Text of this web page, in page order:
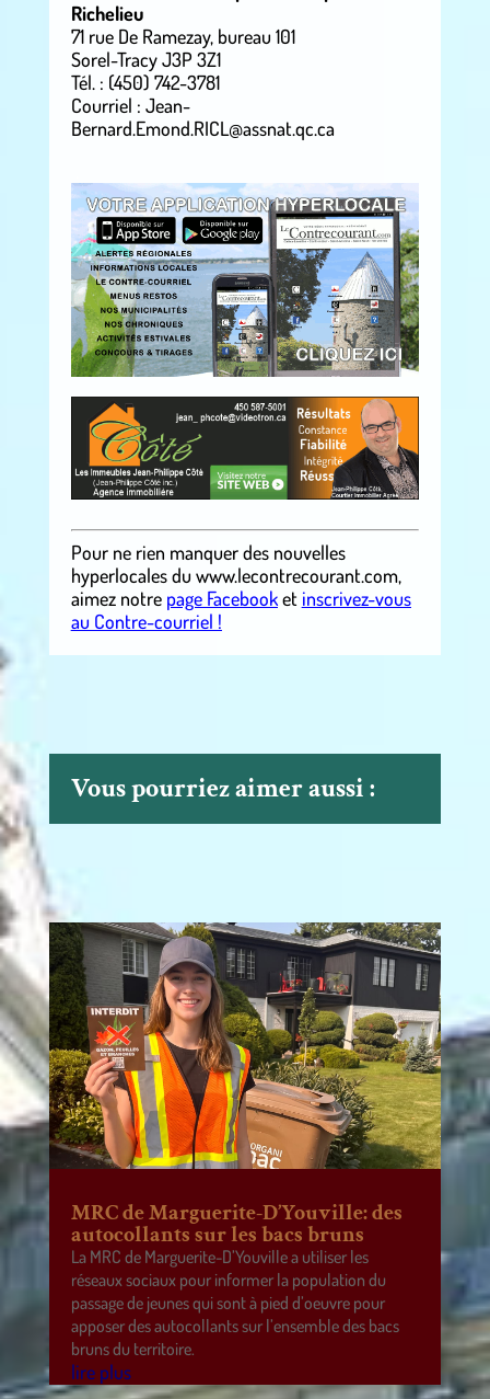
Richelieu
71 rue De Ramezay, bureau 101
Sorel-Tracy J3P 3Z1
Tél. : (450) 742-3781
Courriel : Jean-
Bernard.Emond.RICL@assnat.qc.ca
Pour ne rien manquer des nouvelles
hyperlocalesdu www.lecontrecourant.com,
aimez notre page Facebooket inscrivez-vous
au Contre-courriel !
Vous pourriez aimer aussi :
MRC de Marguerite-D’Youville: des
autocollants sur les bacs bruns
La MRC de Marguerite-D’Youville a utiliser les
réseaux sociaux pour informer la population du
passage de jeunes qui sont à pied d’oeuvre pour
apposer des autocollants sur l’ensemble des bacs
bruns du territoire.
lire plus